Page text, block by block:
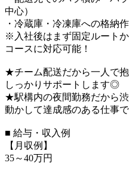
中心）
・冷蔵庫・冷凍庫への格納
※入社後はまず固定ルート
コースに対応可能！
★チーム配送だから一人で
しっかりサポートします◎
★駅構内の夜間勤務だから
動かして達成感のある仕事で
■ 給与・収入例
【月収例】
35～40万円